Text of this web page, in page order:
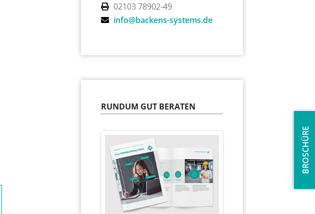
BROSCHÜRE
02103 78902-49
info@backens-systems.de
RUNDUM GUT BERATEN